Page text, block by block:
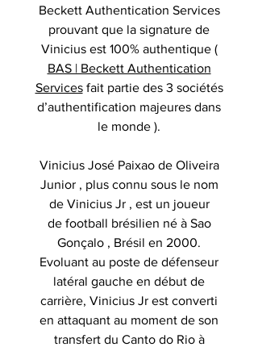
Beckett Authentication Services
prouvant que la signature de
Vinicius est 100% authentique (
BAS | Beckett Authentication
Servicesfait partie des 3 sociétés
d’authentification majeures dans
le monde ).
Vinicius José Paixao de Oliveira
Junior , plus connu sous le nom
de Vinicius Jr , est un joueur
de football brésilien né à Sao
Gonçalo , Brésil en 2000.
Evoluant au poste de défenseur
latéral gauche en début de
carrière, Vinicius Jr est converti
en attaquant au moment de son
transfert du Canto do Rio à